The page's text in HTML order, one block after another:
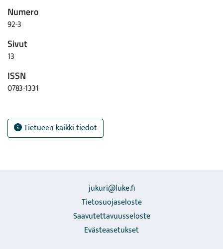
Numero
92-3
Sivut
13
ISSN
0783-1331
Tietueen kaikki tiedot
jukuri@luke.fi
Tietosuojaseloste
Saavutettavuusseloste
Evästeasetukset